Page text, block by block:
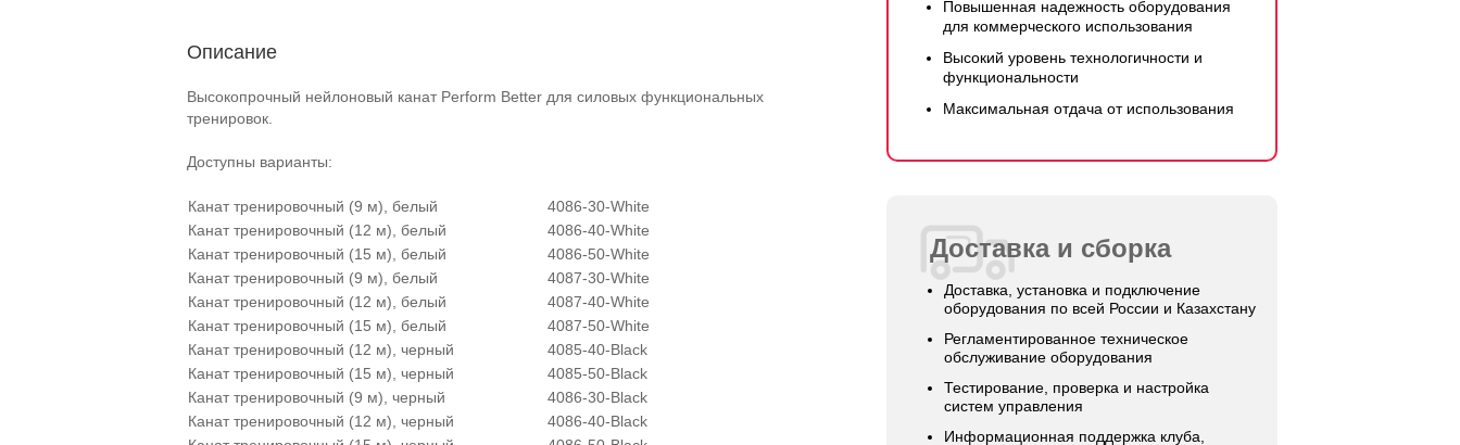
Повышенная надежность оборудования
для коммерческого использования
Высокий уровень технологичности и
функциональности
Максимальная отдача от использования
Доставка и сборка
Доставка, установка и подключение
оборудования по всей России и Казахстану
Регламентированное техническое
обслуживание оборудования
Тестирование, проверка и настройка
систем управления
Информационная поддержка клуба,
Описание
Высокопрочный нейлоновый канат Perform Better для силовых функциональных
тренировок.
Доступны варианты:
Канат тренировочный (9 м), белый
4086-30-White
Канат тренировочный (12 м), белый
4086-40-White
Канат тренировочный (15 м), белый
4086-50-White
Канат тренировочный (9 м), белый
4087-30-White
Канат тренировочный (12 м), белый
4087-40-White
Канат тренировочный (15 м), белый
4087-50-White
Канат тренировочный (12 м), черный
4085-40-Black
Канат тренировочный (15 м), черный
4085-50-Black
Канат тренировочный (9 м), черный
4086-30-Black
Канат тренировочный (12 м), черный
4086-40-Black